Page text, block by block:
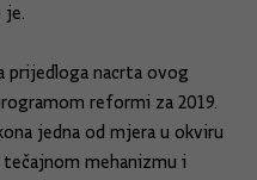
je.
prijedloga nacrta ovog
reformi za 2019.
jedna od mjera u okviru
mehanizmu i